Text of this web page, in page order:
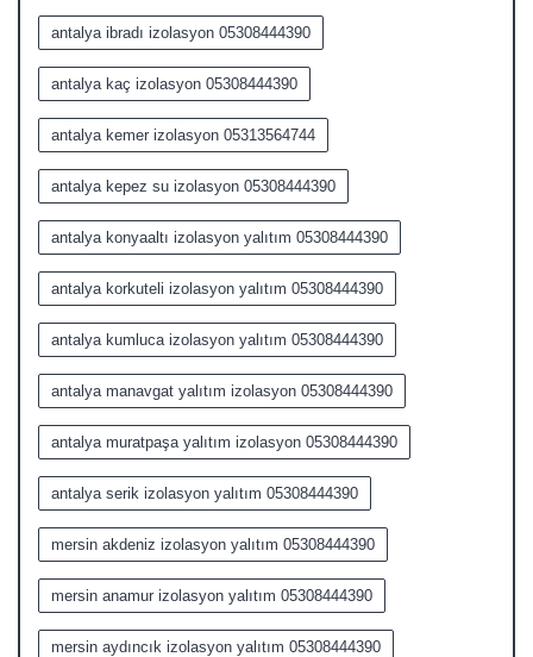
antalya ibradı izolasyon 05308444390
antalya kaç izolasyon 05308444390
antalya kemer izolasyon 05313564744
antalya kepez su izolasyon 05308444390
antalya konyaaltı izolasyon yalıtım 05308444390
antalya korkuteli izolasyon yalıtım 05308444390
antalya kumluca izolasyon yalıtım 05308444390
antalya manavgat yalıtım izolasyon 05308444390
antalya muratpaşa yalıtım izolasyon 05308444390
antalya serik izolasyon yalıtım 05308444390
mersin akdeniz izolasyon yalıtım 05308444390
mersin anamur izolasyon yalıtım 05308444390
mersin aydıncık izolasyon yalıtım 05308444390